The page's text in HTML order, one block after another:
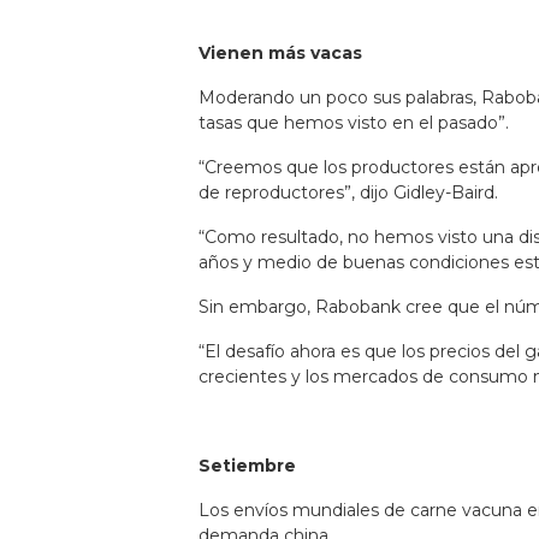
Vienen más vacas
Moderando un poco sus palabras,
tasas que hemos visto en el pasado”.
“Creemos que los productores están
de reproductores”, dijo Gidley-Baird.
“Como resultado, no hemos visto una
años y medio de buenas condiciones
Sin embargo, Rabobank cree que el
“El desafío ahora es que los precios
crecientes y los mercados de consumo
Setiembre
Los envíos mundiales de carne vacuna